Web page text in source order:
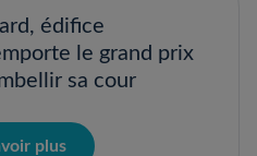
édifice
le grand prix
sa cour
plus